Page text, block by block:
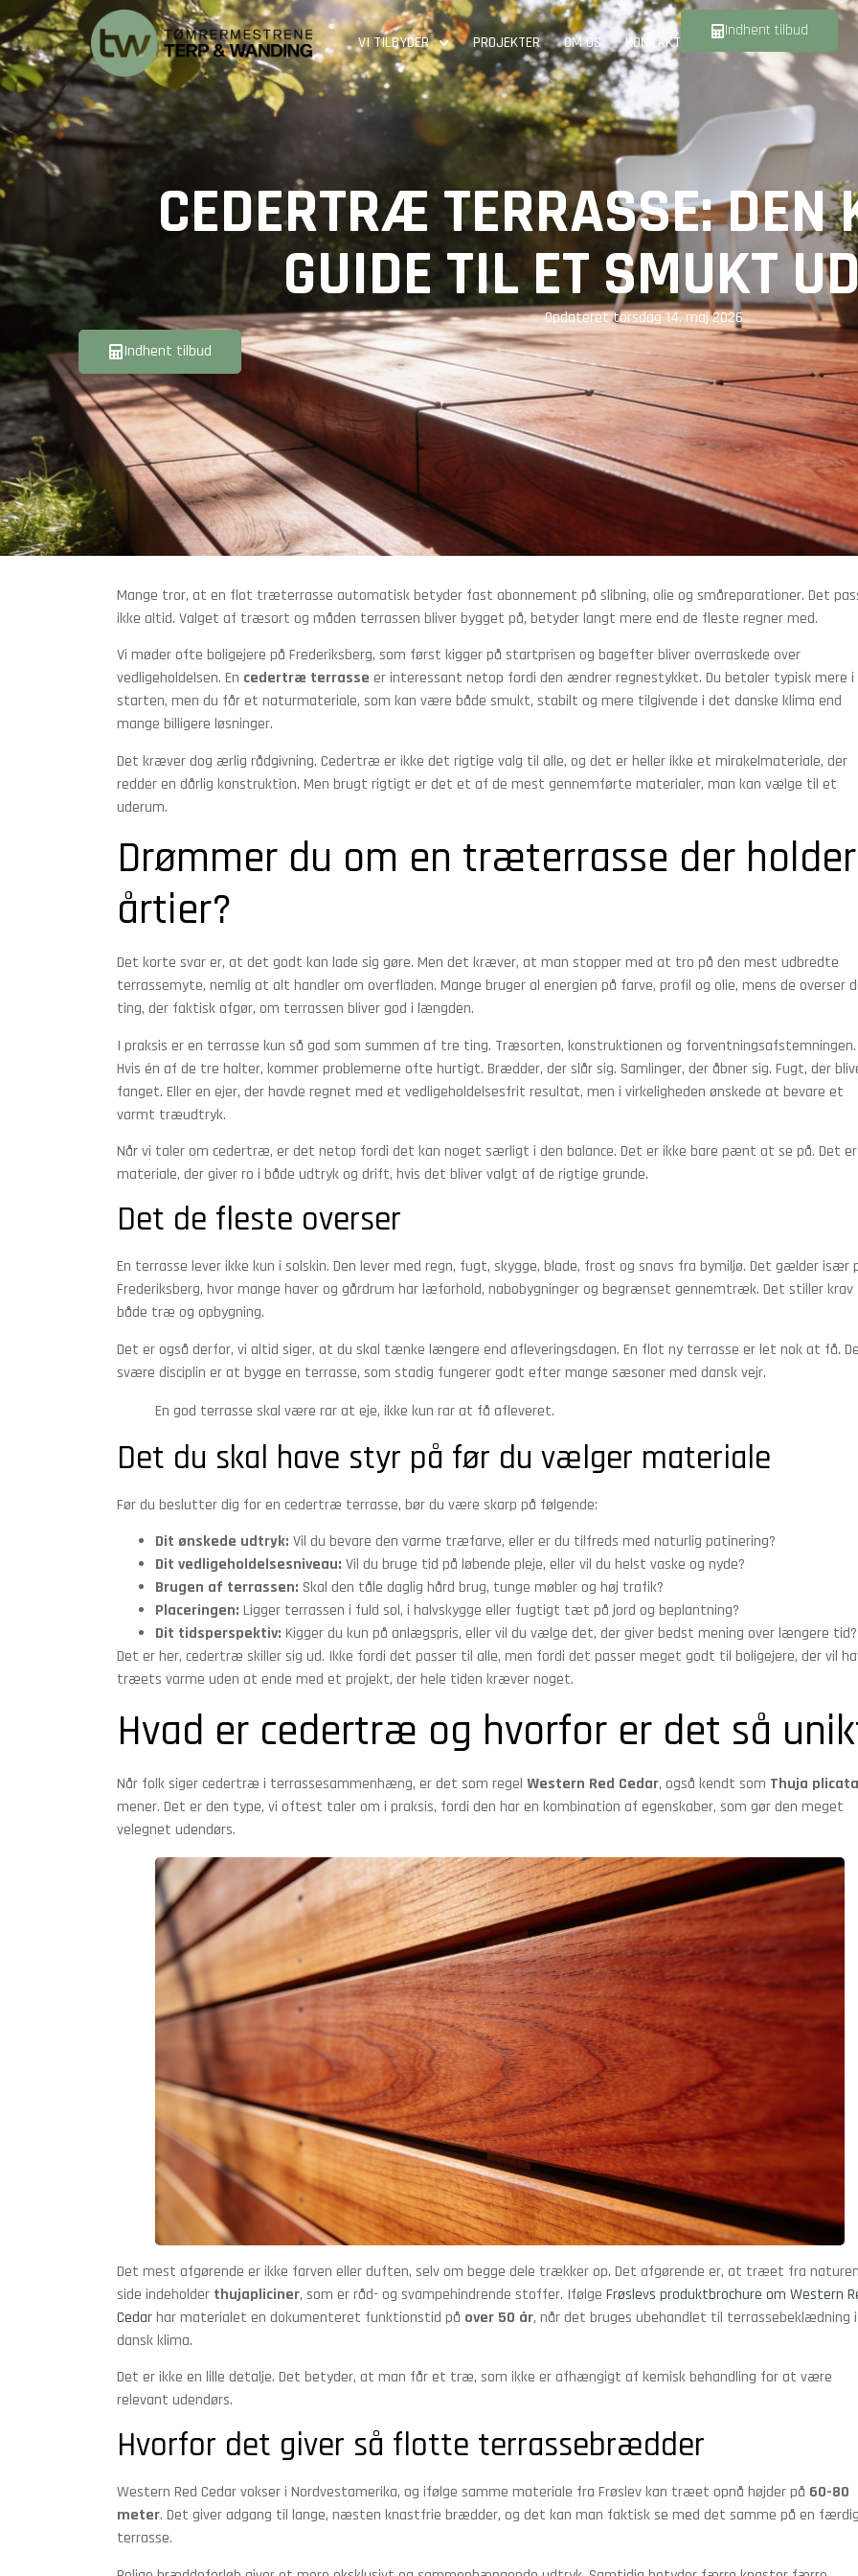
VI TILBYDER PROJEKTER OM OS KONTAKT
Indhent tilbud
CEDERTRÆ TERRASSE: DEN
GUIDE TIL ET SMUKT
Opdaterettorsdag 14. maj 2026
Indhent tilbud
Mange tror, at en flot træterrasse automatisk betyder fast abonnement på slibning, olie og småreparationer. Det
ikke altid. Valget af træsort og måden terrassen bliver bygget på, betyder langt mere end de fleste regner med.
Vi møder ofte boligejere på Frederiksberg, som først kigger på startprisen og bagefter bliver overraskede over
vedligeholdelsen. En cedertræ terrasse er interessant netop fordi den ændrer regnestykket. Du betaler typisk mere i
starten, men du får et naturmateriale, som kan være både smukt, stabilt og mere tilgivende i det danske klima end
mange billigere løsninger.
Det kræver dog ærlig rådgivning. Cedertræ er ikke det rigtige valg til alle, og det er heller ikke et mirakelmateriale, der
redder en dårlig konstruktion. Men brugt rigtigt er det et af de mest gennemførte materialer, man kan vælge til et
uderum.
Drømmer du om en træterrasse der
årtier?
Det korte svar er, at det godt kan lade sig gøre. Men det kræver, at man stopper med at tro på den mest udbredte
terrassemyte, nemlig at alt handler om overfladen. Mange bruger al energien på farve, profil og olie, mens de overser
ting, der faktisk afgør, om terrassen bliver god i længden.
I praksis er en terrasse kun så god som summen af tre ting. Træsorten, konstruktionen og forventningsafstemningen.
Hvis én af de tre halter, kommer problemerne ofte hurtigt. Brædder, der slår sig. Samlinger, der åbner sig. Fugt, der
fanget. Eller en ejer, der havde regnet med et vedligeholdelsesfrit resultat, men i virkeligheden ønskede at bevare et
varmt træudtryk.
Når vi taler om cedertræ, er det netop fordi det kan noget særligt i den balance. Det er ikke bare pænt at se på. Det
materiale, der giver ro i både udtryk og drift, hvis det bliver valgt af de rigtige grunde.
Det de fleste overser
En terrasse lever ikke kun i solskin. Den lever med regn, fugt, skygge, blade, frost og snavs fra bymiljø. Det gælder især
Frederiksberg, hvor mange haver og gårdrum har læforhold, nabobygninger og begrænset gennemtræk. Det stiller krav
både træ og opbygning.
Det er også derfor, vi altid siger, at du skal tænke længere end afleveringsdagen. En flot ny terrasse er let nok at få.
svære disciplin er at bygge en terrasse, som stadig fungerer godt efter mange sæsoner med dansk vejr.
En god terrasse skal være rar at eje, ikke kun rar at få afleveret.
Det du skal have styr på før du vælger materiale
Før du beslutter dig for en cedertræ terrasse, bør du være skarp på følgende:
Dit ønskede udtryk: Vil du bevare den varme træfarve, eller er du tilfreds med naturlig patinering?
Dit vedligeholdelsesniveau: Vil du bruge tid på løbende pleje, eller vil du helst vaske og nyde?
Brugen af terrassen: Skal den tåle daglig hård brug, tunge møbler og høj trafik?
Placeringen: Ligger terrassen i fuld sol, i halvskygge eller fugtigt tæt på jord og beplantning?
Dit tidsperspektiv: Kigger du kun på anlægspris, eller vil du vælge det, der giver bedst mening over længere tid?
Det er her, cedertræ skiller sig ud. Ikke fordi det passer til alle, men fordi det passer meget godt til boligejere, der vil
træets varme uden at ende med et projekt, der hele tiden kræver noget.
Hvad er cedertræ og hvorfor er det så
Når folk siger cedertræ i terrassesammenhæng, er det som regel Western Red Cedar, også kendt som Thuja plicata
mener. Det er den type, vi oftest taler om i praksis, fordi den har en kombination af egenskaber, som gør den meget
velegnet udendørs.
Det mest afgørende er ikke farven eller duften, selv om begge dele trækker op. Det afgørende er, at træet fra
side indeholder thujapliciner, som er råd- og svampehindrende stoffer. Ifølge Frøslevs produktbrochure om Western
Cedarhar materialet en dokumenteret funktionstid på over 50 år, når det bruges ubehandlet til terrassebeklædning i
dansk klima.
Det er ikke en lille detalje. Det betyder, at man får et træ, som ikke er afhængigt af kemisk behandling for at være
relevant udendørs.
Hvorfor det giver så flotte terrassebrædder
Western Red Cedar vokser i Nordvestamerika, og ifølge samme materiale fra Frøslev kan træet opnå højder på 60-80
meter. Det giver adgang til lange, næsten knastfrie brædder, og det kan man faktisk se med det samme på en færdig
terrasse.